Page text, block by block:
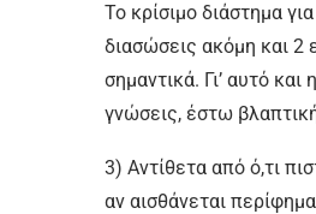
Το κρίσιμο διάστημα
διασώσεις ακόμη και 2
σημαντικά. Γι’ αυτό
γνώσεις, έστω
3) Αντίθετα από ό,τι
αν αισθάνεται